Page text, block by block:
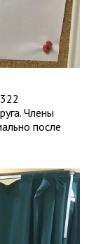
Члены
после